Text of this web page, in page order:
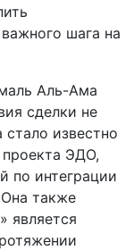
шага на
Аль-Ама
сделки не
известно
проекта ЭДО,
по интеграции
также
является